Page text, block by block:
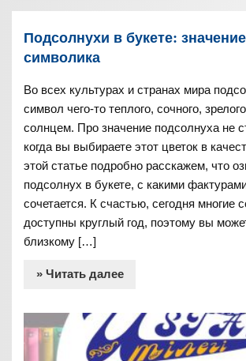
Подсолнухи в букете:
символика
Во всех культурах и странах мира
символ чего-то теплого, сочного,
солнцем. Про значение подсолнуха не
когда вы выбираете этот цветок в
этой статье подробно расскажем, что
подсолнух в букете, с какими
сочетается. К счастью, сегодня многие
доступны круглый год, поэтому вы
близкому […]
» Читать далее